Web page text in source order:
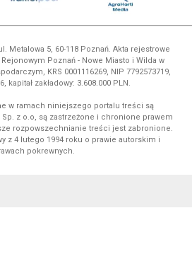
Metalowa 5, 60-118 Poznań. Akta rejestrowe
Poznań - Nowe Miasto i Wilda w
KRS 0001116269, NIP 7792573719,
kapitał zakładowy: 3.608.000 PLN.
w ramach niniejszego portalu treści są
z o.o, są zastrzeżone i chronione prawem
rozpowszechnianie treści jest zabronione.
z 4 lutego 1994 roku o prawie autorskim i
pokrewnych.